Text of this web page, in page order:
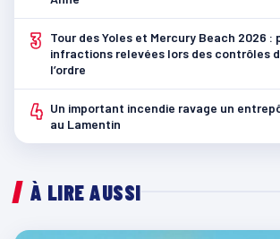
3
Tour des Yoles et Mercury Beach 2026 :
infractions relevées lors des contrôles
l’ordre
4 Un important incendie ravage un
au Lamentin
À LIRE AUSSI